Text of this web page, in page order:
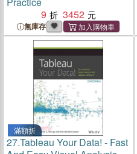
9
3452
無庫存
滿額折
27.Tableau Your Data! - Fast